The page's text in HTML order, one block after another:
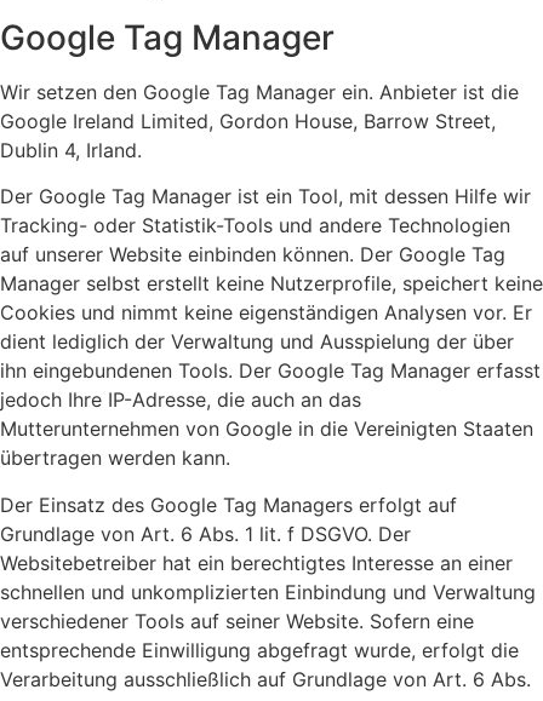
Google Tag Manager
Wir setzen den Google Tag Manager ein. Anbieter ist die
Google Ireland Limited, Gordon House, Barrow Street,
Dublin 4, Irland.
Der Google Tag Manager ist ein Tool, mit dessen Hilfe wir
Tracking- oder Statistik-Tools und andere Technologien
auf unserer Website einbinden können. Der Google Tag
Manager selbst erstellt keine Nutzerprofile, speichert keine
Cookies und nimmt keine eigenständigen Analysen vor. Er
dient lediglich der Verwaltung und Ausspielung der über
ihn eingebundenen Tools. Der Google Tag Manager erfasst
jedoch Ihre IP-Adresse, die auch an das
Mutterunternehmen von Google in die Vereinigten Staaten
übertragen werden kann.
Der Einsatz des Google Tag Managers erfolgt auf
Grundlage von Art. 6 Abs. 1 lit. f DSGVO. Der
Websitebetreiber hat ein berechtigtes Interesse an einer
schnellen und unkomplizierten Einbindung und Verwaltung
verschiedener Tools auf seiner Website. Sofern eine
entsprechende Einwilligung abgefragt wurde, erfolgt die
Verarbeitung ausschließlich auf Grundlage von Art. 6 Abs.